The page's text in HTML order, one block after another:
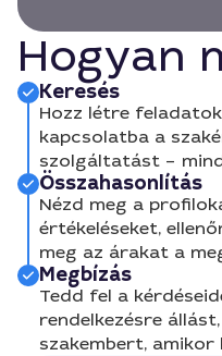
Hogyan
Keresés
Hozz létre
kapcsolatba a
szolgáltatást –
Összahasonlítás
Nézd meg a
értékeléseket,
meg az árakat a
Megbízás
Tedd fel a
rendelkezésre
szakembert, amikor